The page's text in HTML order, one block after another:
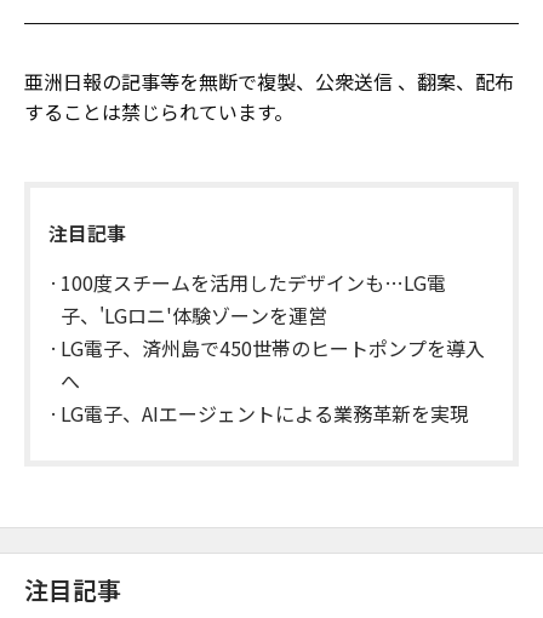
亜洲日報の記事等を無断で複製、公衆送信 、翻案、配布
することは禁じられています。
注目記事
100度スチームを活用したデザインも…LG電
子、'LGロニ'体験ゾーンを運営
LG電子、済州島で450世帯のヒートポンプを導入
へ
LG電子、AIエージェントによる業務革新を実現
注目記事